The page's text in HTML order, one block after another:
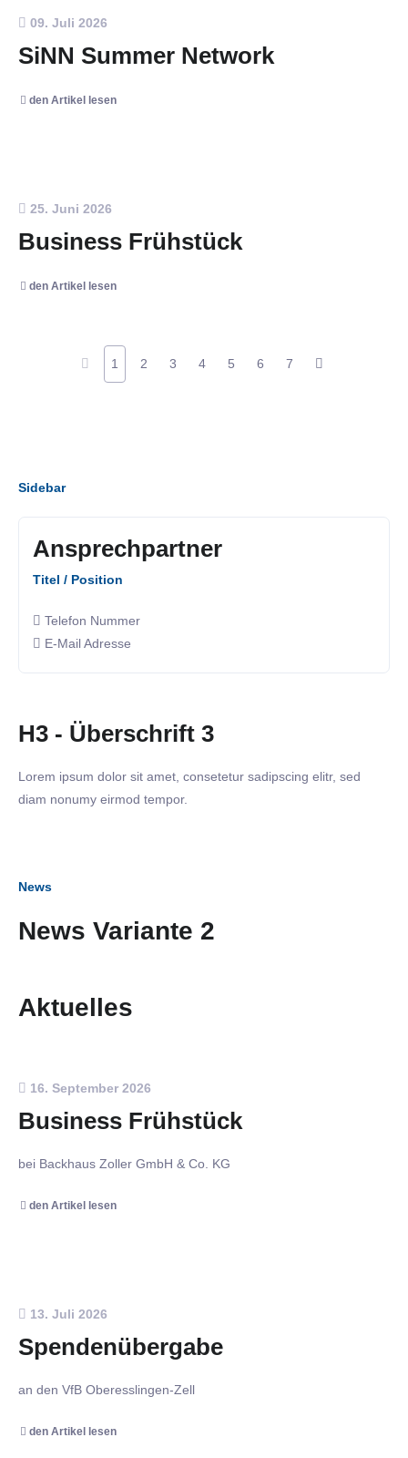
09. Juli 2026
SiNN Summer Network
den Artikel lesen
25. Juni 2026
Business Frühstück
den Artikel lesen
1 2 3 4 5 6 7
Sidebar
Ansprechpartner
Titel / Position
Telefon Nummer
E-Mail Adresse
H3 - Überschrift 3
Lorem ipsum dolor sit amet, consetetur sadipscing elitr, sed
diam nonumy eirmod tempor.
News
News Variante 2
Aktuelles
16. September 2026
Business Frühstück
bei Backhaus Zoller GmbH & Co. KG
den Artikel lesen
13. Juli 2026
Spendenübergabe
an den VfB Oberesslingen-Zell
den Artikel lesen